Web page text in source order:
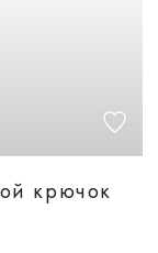
крючок